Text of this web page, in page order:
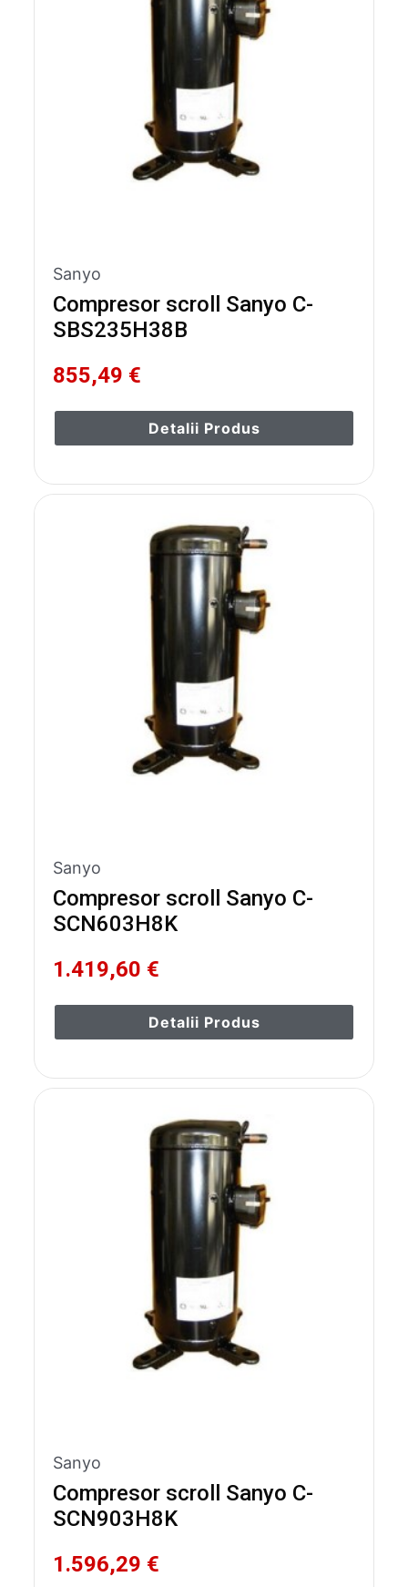
Sanyo
Compresor scroll Sanyo C-
SBS235H38B
855,49 €
Detalii Produs
Sanyo
Compresor scroll Sanyo C-
SCN603H8K
1.419,60 €
Detalii Produs
Sanyo
Compresor scroll Sanyo C-
SCN903H8K
1.596,29 €